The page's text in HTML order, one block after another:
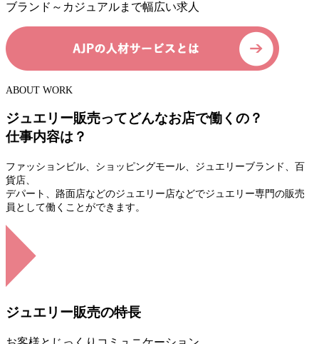
ブランド～カジュアルまで幅広い求人
ABOUT WORK
ジュエリー販売ってどんなお店で働くの？
仕事内容は？
ファッションビル、ショッピングモール、ジュエリーブランド、百
貨店、
デパート、路面店などのジュエリー店などでジュエリー専門の販売
員として働くことができます。
ジュエリー販売の特長